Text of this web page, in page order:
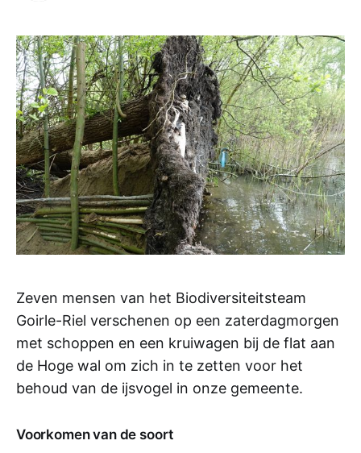
Zeven mensen van het Biodiversiteitsteam
Goirle-Riel verschenen op een zaterdagmorgen
met schoppen en een kruiwagen bij de flat aan
de Hoge wal om zich in te zetten voor het
behoud van de ijsvogel in onze gemeente.
Voorkomen van de soort